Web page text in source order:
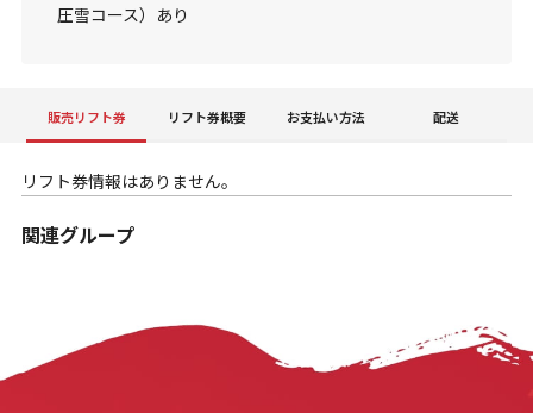
圧雪コース）あり
販売リフト券 リフト券概要 お支払い方法 配送
リフト券情報はありません。
関連グループ